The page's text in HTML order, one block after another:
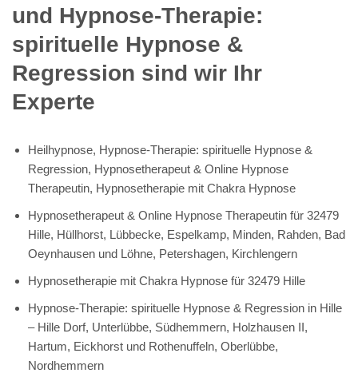
und Hypnose-Therapie:
spirituelle Hypnose &
Regression sind wir Ihr
Experte
Heilhypnose, Hypnose-Therapie: spirituelle Hypnose &
Regression, Hypnosetherapeut & Online Hypnose
Therapeutin, Hypnosetherapie mit Chakra Hypnose
Hypnosetherapeut & Online Hypnose Therapeutin für 32479
Hille, Hüllhorst, Lübbecke, Espelkamp, Minden, Rahden, Bad
Oeynhausen und Löhne, Petershagen, Kirchlengern
Hypnosetherapie mit Chakra Hypnose für 32479 Hille
Hypnose-Therapie: spirituelle Hypnose & Regression in Hille
– Hille Dorf, Unterlübbe, Südhemmern, Holzhausen II,
Hartum, Eickhorst und Rothenuffeln, Oberlübbe,
Nordhemmern